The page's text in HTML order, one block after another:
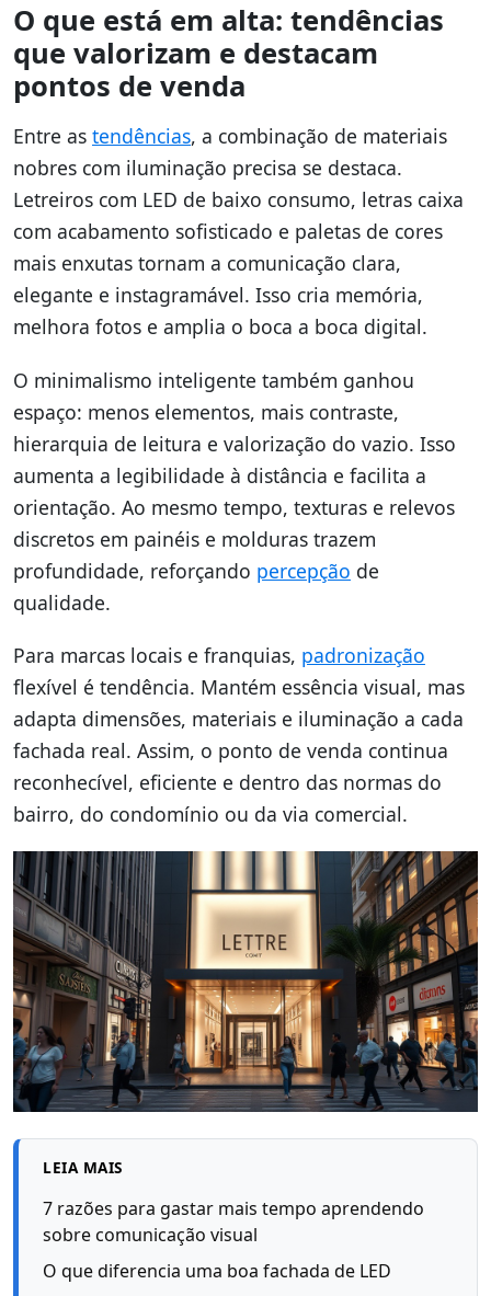
O que está em alta: tendências
que valorizam e destacam
pontos de venda
Entre as tendências, a combinação de materiais
nobres com iluminação precisa se destaca.
Letreiros com LED de baixo consumo, letras caixa
com acabamento sofisticado e paletas de cores
mais enxutas tornam a comunicação clara,
elegante e instagramável. Isso cria memória,
melhora fotos e amplia o boca a boca digital.
O minimalismo inteligente também ganhou
espaço: menos elementos, mais contraste,
hierarquia de leitura e valorização do vazio. Isso
aumenta a legibilidade à distância e facilita a
orientação. Ao mesmo tempo, texturas e relevos
discretos em painéis e molduras trazem
profundidade, reforçando percepção de
qualidade.
Para marcas locais e franquias, padronização
flexível é tendência. Mantém essência visual, mas
adapta dimensões, materiais e iluminação a cada
fachada real. Assim, o ponto de venda continua
reconhecível, eficiente e dentro das normas do
bairro, do condomínio ou da via comercial.
LEIA MAIS
7 razões para gastar mais tempo aprendendo
sobre comunicação visual
O que diferencia uma boa fachada de LED